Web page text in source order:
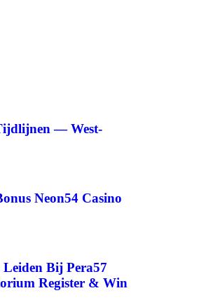
— West-
Neon54 Casino
Bij Pera57
Register & Win